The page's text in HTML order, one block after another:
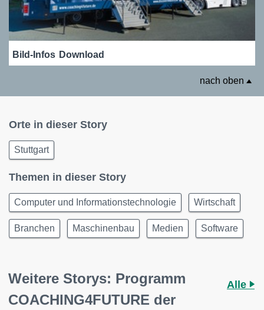
Bild-Infos Download
nach oben
Orte in dieser Story
Stuttgart
Themen in dieser Story
Computer und Informationstechnologie Wirtschaft
Branchen Maschinenbau Medien Software
Weitere Storys: Programm
COACHING4FUTURE der
Alle